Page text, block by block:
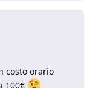
costo orario
100€